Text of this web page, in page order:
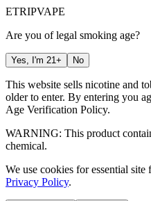
ETRIPVAPE
Are you of legal smoking age?
Yes, I'm 21+ No
This website sells nicotine and
older to enter. By entering you
Age Verification Policy.
WARNING: This product
chemical.
We use cookies for essential
Privacy Policy.